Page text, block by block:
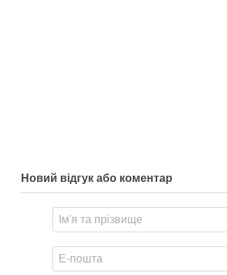
Новий відгук або коментар